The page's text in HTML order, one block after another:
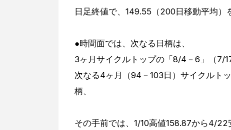
日足終値で、149.55（200日移動平均
●時間面では、次なる日柄は、
3ヶ月サイクルトップの「8/4－6」（7/
次なる4ヶ月（94－103日）サイクルト
柄、
その手前では、1/10高値158.87から4/22